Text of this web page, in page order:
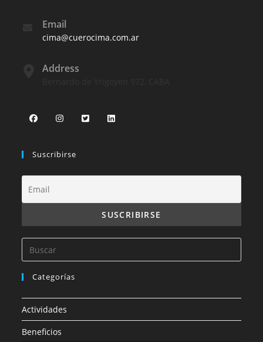
Email
cima@cuerocima.com.ar
Address
Suscribirse
Categorías
Actividades
Beneficios